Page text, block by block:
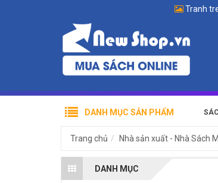
Tranh
DANH MỤC SẢN PHẨM
Trang chủ Nhà sản xuất - Nhà Sách
DANH MỤC